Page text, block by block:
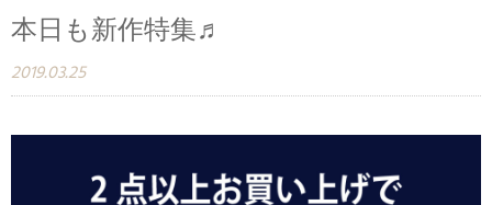
本日も新作特集♬
2019.03.25